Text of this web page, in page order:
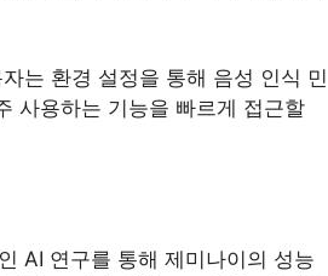
는 환경 설정을 통해 음성 인식 민
사용하는 기능을 빠르게 접근할
AI 연구를 통해 제미나이의 성능